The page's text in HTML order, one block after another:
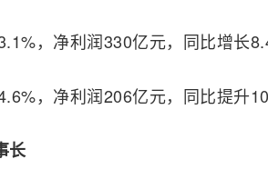
，净利润330亿元，同比增长
，净利润206亿元，同比提升
长